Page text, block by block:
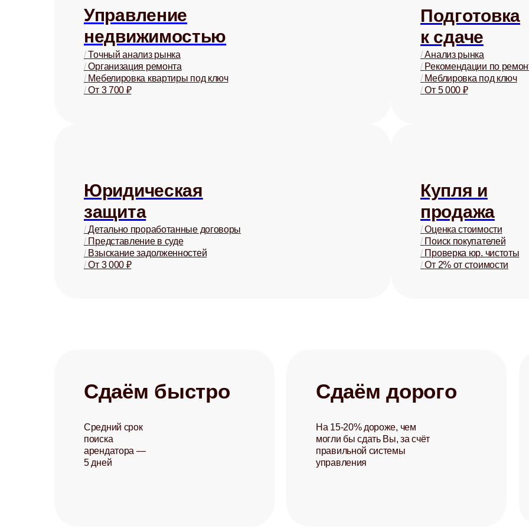
Управление
недвижимостью
/Точный анализ рынка
/Организация ремонта
/ Мебелировка квартиры под ключ
/От 3 700 ₽
Подготовка
к сдаче
/Анализ рынка
/ Рекомендации по
/ Меблировка под ключ
/От 5 000 ₽
Юридическая
защита
/Детально проработанные договоры
/ Представление в суде
/ Взыскание задолженностей
/От 3 000 ₽
Купля и
продажа
/Оценка стоимости
/ Поиск покупателей
/ Проверка юр. чистоты
/От 2% от стоимости
Средний срок
поиска
арендатора —
5 дней
Сдаём быстро
На 15-20% дороже, чем
могли бы сдать Вы, за счёт
правильной системы
управления
Сдаём дорого